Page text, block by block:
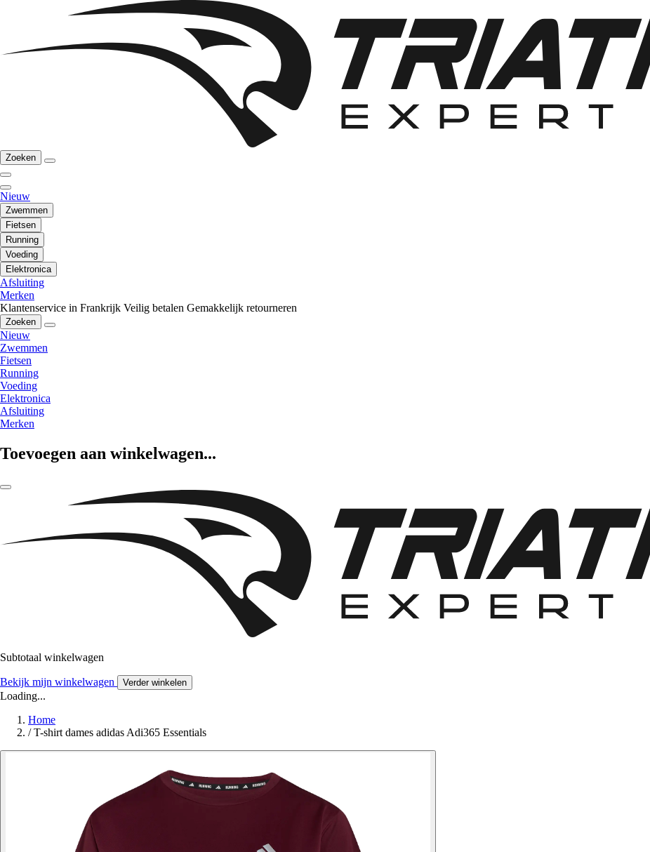
Zoeken
Nieuw
Zwemmen
Fietsen
Running
Voeding
Elektronica
Afsluiting
Merken
Klantenservice in Frankrijk Veilig betalen Gemakkelijk retourneren
Zoeken
Nieuw
Zwemmen
Fietsen
Running
Voeding
Elektronica
Afsluiting
Merken
Toevoegen aan winkelwagen...
Subtotaal winkelwagen
Bekijk mijn winkelwagen Verder winkelen
Loading...
Home
/ T-shirt dames adidas Adi365 Essentials